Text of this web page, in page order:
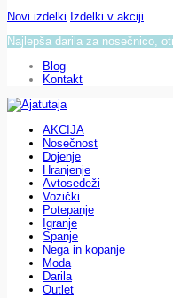
Novi izdelki Izdelki v akciji
Najlepša darila za nosečnico,
Blog
Kontakt
AKCIJA
Nosečnost
Dojenje
Hranjenje
Avtosedeži
Vozički
Potepanje
Igranje
Spanje
Nega in kopanje
Moda
Darila
Outlet